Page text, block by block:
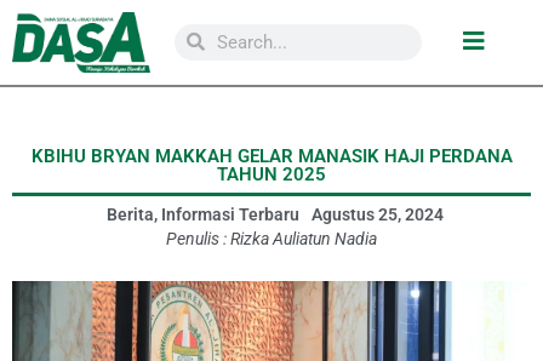
KBIHU BRYAN MAKKAH GELAR MANASIK HAJI PERDANA
TAHUN 2025
Berita, Informasi Terbaru
Agustus 25, 2024
Penulis :Rizka Auliatun Nadia